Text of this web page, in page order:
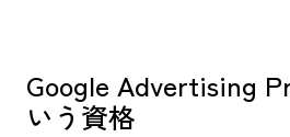
Google Advertising
いう資格